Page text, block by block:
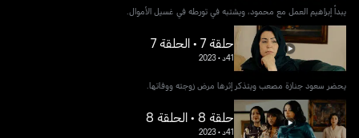
يبدأ إبراهيم العمل مع محمود، ويشتبه في تورطه في غسيل الأموال.
حلقة 7 • الحلقة 7
41د •
2023
يحضر سعود جنازة مصعب ويتذكر إثرها مرض زوجته ووفاتها.
حلقة 8 • الحلقة 8
41د •
2023